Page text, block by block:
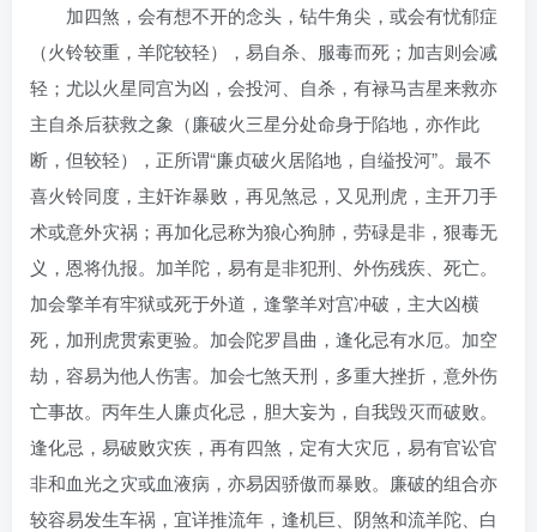
加四煞，会有想不开的念头，钻牛角尖，或会有忧郁症
（火铃较重，羊陀较轻），易自杀、服毒而死；加吉则会减
轻；尤以火星同宫为凶，会投河、自杀，有禄马吉星来救亦
主自杀后获救之象（廉破火三星分处命身于陷地，亦作此
断，但较轻），正所谓“廉贞破火居陷地，自缢投河”。最不
喜火铃同度，主奸诈暴败，再见煞忌，又见刑虎，主开刀手
术或意外灾祸；再加化忌称为狼心狗肺，劳碌是非，狠毒无
义，恩将仇报。加羊陀，易有是非犯刑、外伤残疾、死亡。
加会擎羊有牢狱或死于外道，逢擎羊对宫冲破，主大凶横
死，加刑虎贯索更验。加会陀罗昌曲，逢化忌有水厄。加空
劫，容易为他人伤害。加会七煞天刑，多重大挫折，意外伤
亡事故。丙年生人廉贞化忌，胆大妄为，自我毁灭而破败。
逢化忌，易破败灾疾，再有四煞，定有大灾厄，易有官讼官
非和血光之灾或血液病，亦易因骄傲而暴败。廉破的组合亦
较容易发生车祸，宜详推流年，逢机巨、阴煞和流羊陀、白